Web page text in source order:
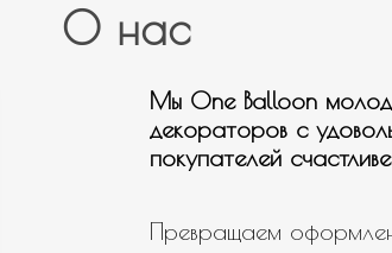
героями
фотозона
О нас
Мы One Balloon
декораторов с
покупателей
Превращаем